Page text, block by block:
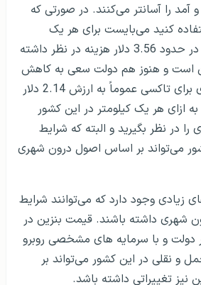
آمد را آسانتر می‌کنند. در صورتی که
کنید می‌بایست برای هر یک
ساعت معطلی تاکسی در حدود 3.56 دلار هزینه در نظر داشته
است و هنوز هم دولت سعی به کاهش
آن نداشته است ورودی برای تاکسی عموماً به ارزش 2.14 دلار
ازای هر یک کیلومتر در این کشور
14.25 دلاری را در نظر بگیرید و البته که شرایط
می‌تواند بر اساس اصول درون شهری
زیادی وجود دارد که می‌توانند شرایط
شهری داشته باشند. قیمت بنزین در
دولت و با سرمایه های مشخصی روبرو
و نقلی در این کشور می‌تواند بر
نیز تغییراتی داشته باشد.